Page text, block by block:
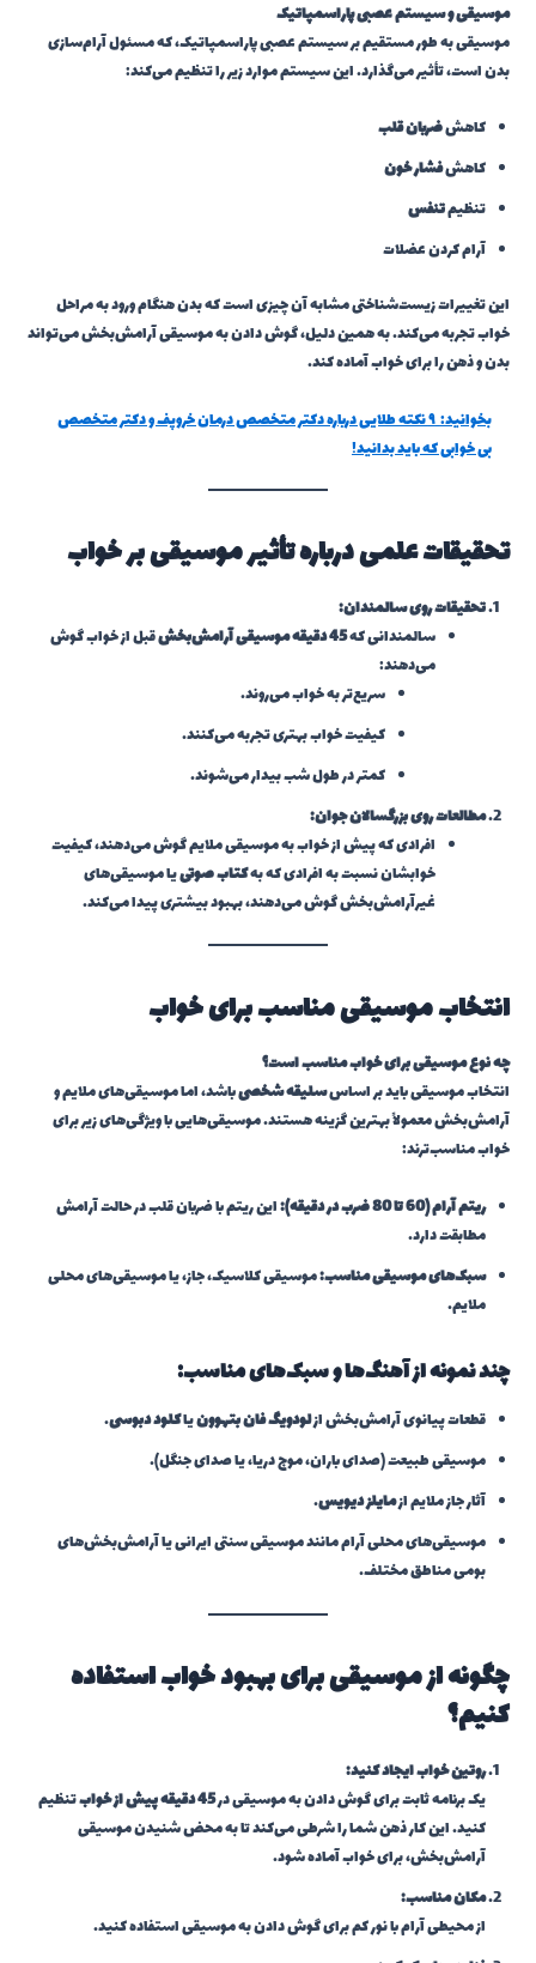
موسیقی و سیستم عصبی پاراسمپاتیک
موسیقی به طور مستقیم بر سیستم عصبی پاراسمپاتیک، که مسئول آرام‌سازی
بدن است، تأثیر می‌گذارد. این سیستم موارد زیر را تنظیم می‌کند:
کاهشضربان قلب
کاهشفشار خون
تنظیمتنفس
آرام کردن عضلات
این تغییرات زیست‌شناختی مشابه آن چیزی است که بدن هنگام ورود به مراحل
خواب تجربه می‌کند. به همین دلیل، گوش دادن به موسیقی آرامش‌بخش می‌تواند
بدن و ذهن را برای خواب آماده کند.
بخوانید: ۹ نکته طلایی درباره دکتر متخصص درمان خروپف و دکتر متخصص
بی خوابی که باید بدانید!
تحقیقات علمی درباره تأثیر موسیقی بر خواب
تحقیقات روی سالمندان:
سالمندانی که45 دقیقه موسیقی آرامش‌بخش
قبل از خواب گوش
می‌دهند:
سریع‌تر به خواب می‌روند.
کیفیت خواب بهتری تجربه می‌کنند.
کمتر در طول شب بیدار می‌شوند.
مطالعات روی بزرگسالان جوان:
افرادی که پیش از خواب به موسیقی ملایم گوش می‌دهند، کیفیت
خوابشان نسبت به افرادی که بهکتاب صوتییا موسیقی‌های
غیرآرامش‌بخش گوش می‌دهند، بهبود بیشتری پیدا می‌کند.
انتخاب موسیقی مناسب برای خواب
چه نوع موسیقی برای خواب مناسب است؟
انتخاب موسیقی باید بر اساسسلیقه شخصیباشد، اما موسیقی‌های ملایم و
آرامش‌بخش معمولاً بهترین گزینه هستند. موسیقی‌هایی با ویژگی‌های زیر برای
خواب مناسب‌ترند:
ریتم آرام (60 تا 80 ضرب در دقیقه):
این ریتم با ضربان قلب در حالت آرامش
مطابقت دارد.
سبک‌های موسیقی مناسب:موسیقی کلاسیک، جاز، یا موسیقی‌های محلی
ملایم.
چند نمونه از آهنگ‌ها و سبک‌های مناسب:
قطعات پیانوی آرامش‌بخش ازلودویگ فان بتهوونیاکلود دبوسی.
موسیقی طبیعت (صدای باران، موج دریا، یا صدای جنگل).
آثار جاز ملایم ازمایلز دیویس.
موسیقی‌های محلی آرام مانند موسیقی سنتی ایرانی یا آرامش‌بخش‌های
بومی مناطق مختلف.
چگونه از موسیقی برای بهبود خواب استفاده
کنیم؟
روتین خواب ایجاد کنید:
یک برنامه ثابت برای گوش دادن به موسیقی در45 دقیقه پیش از خواب
تنظیم
کنید. این کار ذهن شما را شرطی می‌کند تا به محض شنیدن موسیقی
آرامش‌بخش، برای خواب آماده شود.
مکان مناسب:
از محیطی آرام با نور کم برای گوش دادن به موسیقی استفاده کنید.